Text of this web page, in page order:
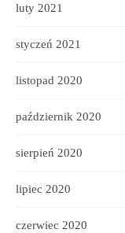
luty 2021
styczeń 2021
listopad 2020
październik 2020
sierpień 2020
lipiec 2020
czerwiec 2020